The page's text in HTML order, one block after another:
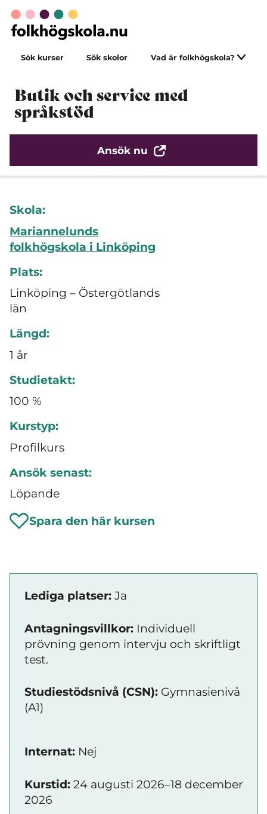
Sök kurser Sök skolor Vad är folkhögskola?
Butik och service med
språkstöd
Ansök nu
Skola:
Mariannelunds
folkhögskola i Linköping
Plats:
Linköping – Östergötlands
län
Längd:
1 år
Studietakt:
100 %
Kurstyp:
Profilkurs
Ansök senast:
Löpande
Spara den här kursen
Lediga platser: Ja
Antagningsvillkor: Individuell
prövning genom intervju och skriftligt
test.
Studiestödsnivå (CSN): Gymnasienivå
(A1)
Internat: Nej
Kurstid: 24 augusti 2026–18 december
2026